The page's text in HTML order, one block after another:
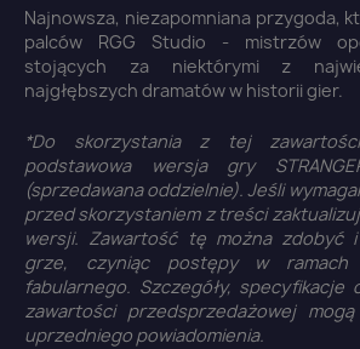
Najnowsza, niezapomniana przygoda,
palców RGG Studio - mistrzów
stojących za niektórymi z
najgłębszych dramatów w historii gier.
*Do skorzystania z tej
podstawowa wersja gry
(sprzedawana oddzielnie). Jeśli
przed skorzystaniem z treści
wersji. Zawartość tę można zdobyć
grze, czyniąc postępy w ramach
fabularnego. Szczegóły, specyfikacje
zawartości przedsprzedażowej
uprzedniego powiadomienia.